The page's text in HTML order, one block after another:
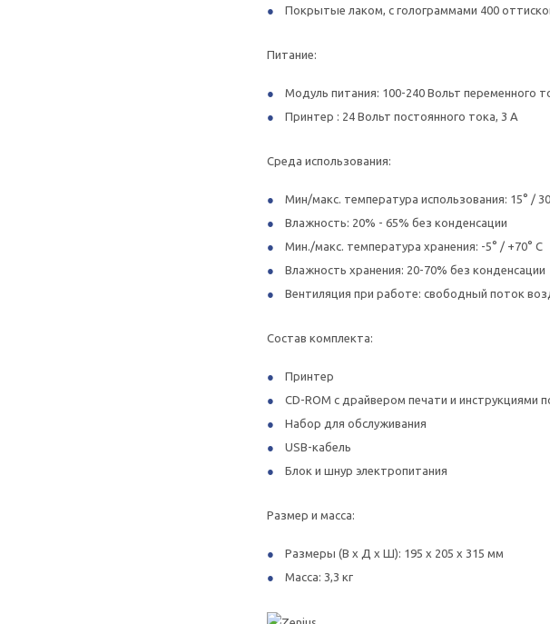
Покрытые лаком, с голограммами 400
Питание:
Модуль питания: 100-240 Вольт переменного
Принтер : 24 Вольт постоянного тока, 3 A
Среда использования:
Мин/макс. температура использования: 15° /
Влажность: 20% - 65% без конденсации
Мин./макс. температура хранения: -5° / +70° C
Влажность хранения: 20-70% без конденсации
Вентиляция при работе: свободный поток
Состав комплекта:
Принтер
CD-ROM с драйвером печати и инструкциями
Набор для обслуживания
USB-кабель
Блок и шнур электропитания
Размер и масса:
Размеры (В x Д x Ш): 195 x 205 x 315 мм
Масса: 3,3 кг